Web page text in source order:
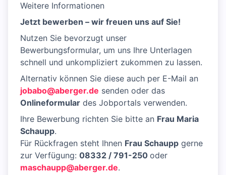
Weitere Informationen
Jetzt bewerben – wir freuen uns auf Sie!
Nutzen Sie bevorzugt unser
Bewerbungsformular, um uns Ihre Unterlagen
schnell und unkompliziert zukommen zu lassen.
Alternativ können Sie diese auch per E-Mail an
jobabo@aberger.de senden oder das
Onlineformular des Jobportals verwenden.
Ihre Bewerbung richten Sie bitte an Frau Maria
Schaupp.
Für Rückfragen steht Ihnen Frau Schaupp gerne
zur Verfügung: 08332 / 791-250 oder
maschaupp@aberger.de.